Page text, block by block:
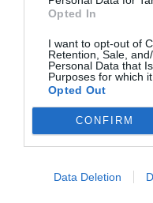
Opted In
I want to opt-out of
Retention, Sale,
Personal Data that
Purposes for which
Opted Out
CONFIRM
Data Deletion